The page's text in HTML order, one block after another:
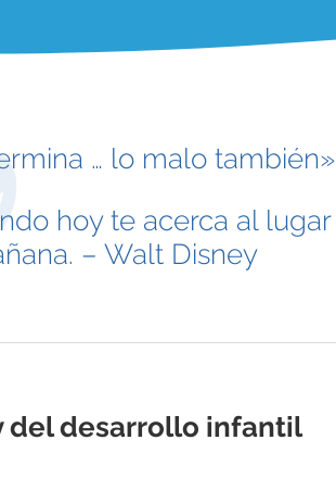
… lo malo también»
hoy te acerca al lugar
– Walt Disney
del desarrollo infantil